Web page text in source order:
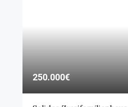
250.000€